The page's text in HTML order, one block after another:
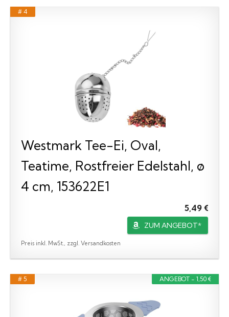
# 4
Westmark Tee-Ei, Oval,
Teatime, Rostfreier Edelstahl, ø
4 cm, 153622E1
5,49 €
ZUM ANGEBOT*
Preis inkl. MwSt., zzgl. Versandkosten
ANGEBOT - 1,50 €
# 5